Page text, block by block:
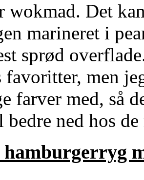
wokmad. Det
marineret i
sprød
favoritter, men
farver med, så
bedre ned hos
hamburgerryg